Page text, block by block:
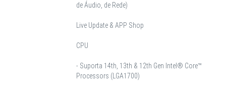
de Áudio, de Rede)
Live Update & APP Shop
CPU
- Suporta 14th, 13th & 12th Gen Intel® Core™
Processors (LGA1700)